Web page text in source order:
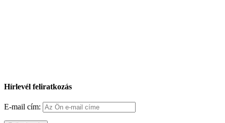
Hírlevél feliratkozás
E-mail cím: